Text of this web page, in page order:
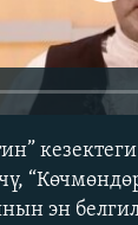
сайттары
эн